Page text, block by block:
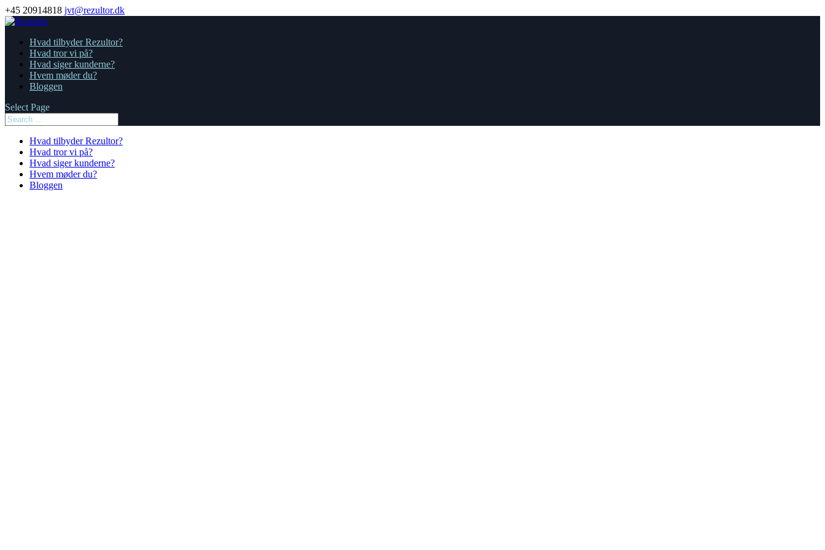
+45 20914818 jvt@rezultor.dk
Hvad tilbyder Rezultor?
Hvad tror vi på?
Hvad siger kunderne?
Hvem møder du?
Bloggen
Select Page
Hvad tilbyder Rezultor?
Hvad tror vi på?
Hvad siger kunderne?
Hvem møder du?
Bloggen